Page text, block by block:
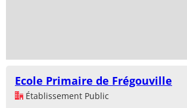
Ecole Primaire de Frégouville
Établissement Public